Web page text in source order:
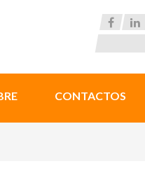
CONTACTOS